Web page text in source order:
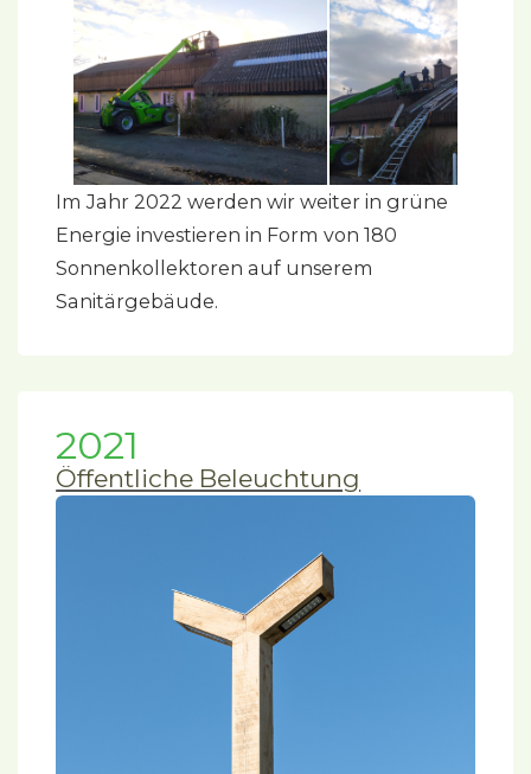
Im Jahr 2022 werden wir weiter in grüne
Energie investieren in Form von 180
Sonnenkollektoren auf unserem
Sanitärgebäude.
2021
Öffentliche Beleuchtung